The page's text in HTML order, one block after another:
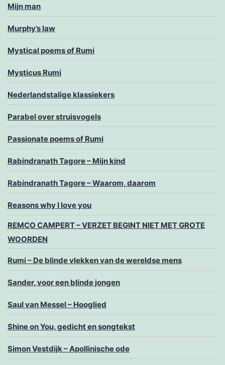
Mijn man
Murphy’s law
Mystical poems of Rumi
Mysticus Rumi
Nederlandstalige klassiekers
Parabel over struisvogels
Passionate poems of Rumi
Rabindranath Tagore – Mijn kind
Rabindranath Tagore – Waarom, daarom
Reasons why I love you
REMCO CAMPERT – VERZET BEGINT NIET MET GROTE
WOORDEN
Rumi – De blinde vlekken van de wereldse mens
Sander, voor een blinde jongen
Saul van Messel – Hooglied
Shine on You, gedicht en songtekst
Simon Vestdijk – Apollinische ode